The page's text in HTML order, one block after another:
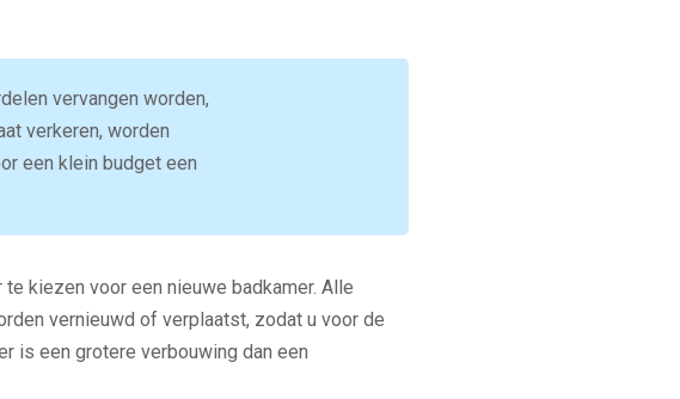
vervangen worden,
verkeren, worden
een klein budget een
kiezen voor een nieuwe badkamer. Alle
vernieuwd of verplaatst, zodat u voor de
is een grotere verbouwing dan een